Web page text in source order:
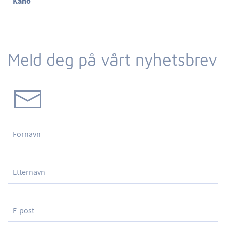
Meld deg på vårt nyhetsbrev